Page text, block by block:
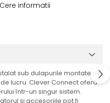
Cere informatii
sub dulapurile montate pe
lucru. Clever Connect oferă
într-un singur sistem.
și accesoriile pot fi